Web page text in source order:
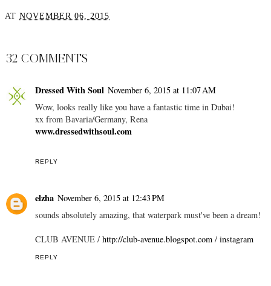
AT NOVEMBER 06, 2015
32 COMMENTS
Dressed With Soul November 6, 2015 at 11:07 AM
Wow, looks really like you have a fantastic time in Dubai!
xx from Bavaria/Germany, Rena
www.dressedwithsoul.com
REPLY
elzha November 6, 2015 at 12:43 PM
sounds absolutely amazing, that waterpark must've been a dream!
CLUB AVENUE / http://club-avenue.blogspot.com / instagram
REPLY